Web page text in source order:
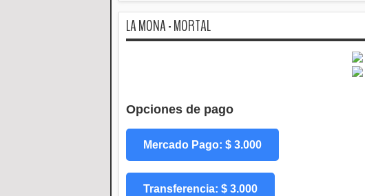
LA MONA - MORTAL
Opciones de pago
Mercado Pago: $ 3.000
Transferencia: $ 3.000